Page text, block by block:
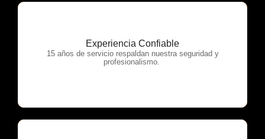
Experiencia Confiable
15 años de servicio respaldan nuestra seguridad y
profesionalismo.
OTP Servicios